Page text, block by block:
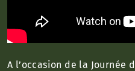
A l’occasion de la Journée